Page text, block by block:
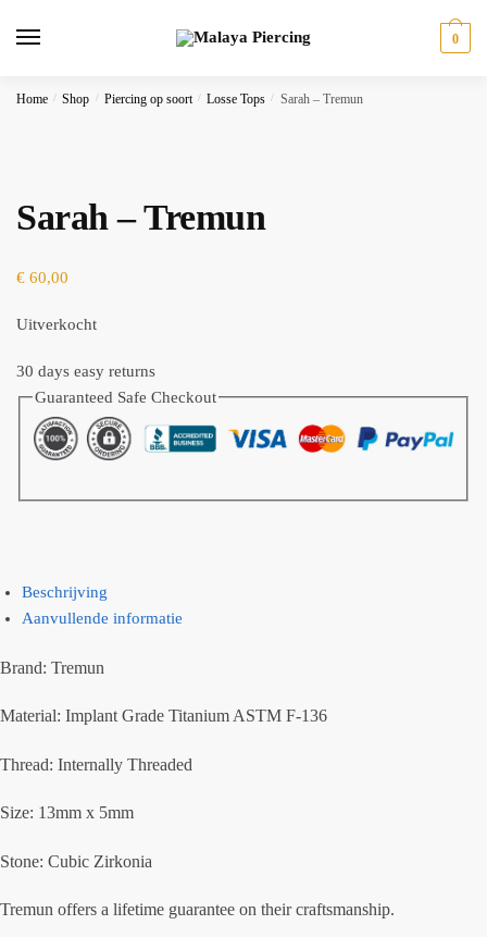
0
Home / Shop / Piercing op soort / Losse Tops / Sarah – Tremun
Sarah – Tremun
€ 60,00
Uitverkocht
30 days easy returns
Guaranteed Safe Checkout
Beschrijving
Aanvullende informatie
Brand: Tremun
Material: Implant Grade Titanium ASTM F-136
Thread: Internally Threaded
Size: 13mm x 5mm
Stone: Cubic Zirkonia
Tremun offers a lifetime guarantee on their craftsmanship.